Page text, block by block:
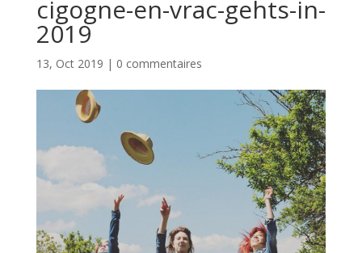
cigogne-en-vrac-gehts-in-
2019
13, Oct 2019 | 0 commentaires